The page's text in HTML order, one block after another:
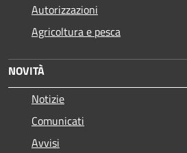
Autorizzazioni
Agricoltura e pesca
NOVITÀ
Notizie
Comunicati
Avvisi